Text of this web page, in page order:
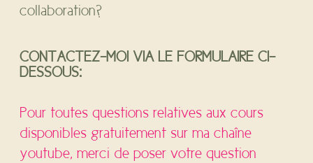
collaboration?
CONTACTEZ-MOI VIA LE FORMULAIRE CI-
DESSOUS:
Pour toutes questions relatives aux cours
disponibles gratuitement sur ma chaîne
youtube, merci de poser votre question